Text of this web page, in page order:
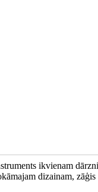
ikvienam
dizainam,